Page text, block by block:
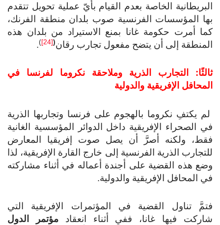
البريطانية الخاصة بعدم القيام بأيّ عملية تحويل تتقدم
بها المؤسسات الفرنسية صوب بلدان منطقة الفرنك،
كما أمرت حكومة غانا بمنع الاستيراد من بلدان هذه
المنطقة إلى أن يتضح مفعول تجارب رقان(
[24]
)
.
ثالثًا: التجارب الذرية وملاحقة نكروما لفرنسا في
المحافل الإفريقية والدولية
لم يكتفِ نكروما بالهجوم على فرنسا وتجاربها الذرية
في الصحراء الإفريقية داخل الدوائر المؤسسية الغانية
فقط، ولكنه أصرَّ أن يصل صوت إفريقيا المعارض
للتجارب الذرية الفرنسية إلى خارج القارة الإفريقية، لذا
وضع هذه القضية على أجندة أعماله في أثناء مشاركته
في المحافل الإفريقية والدولية.
فتمَّ تناول القضية في المؤتمرات الإفريقية التي
شاركت فيها غانا، ففي أثناء انعقادمؤتمر الدول